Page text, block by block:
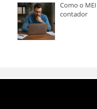
Como o
contador